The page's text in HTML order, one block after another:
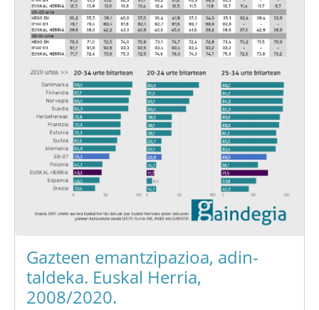
Gazteen emantzipazioa, adin-
taldeka. Euskal Herria,
2008/2020.